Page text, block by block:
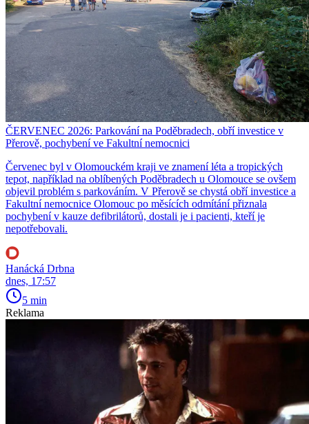
ČERVENEC 2026: Parkování na Poděbradech, obří investice v
Přerově, pochybení ve Fakultní nemocnici
Červenec byl v Olomouckém kraji ve znamení léta a tropických
tepot, například na oblíbených Poděbradech u Olomouce se ovšem
objevil problém s parkováním. V Přerově se chystá obří investice a
Fakultní nemocnice Olomouc po měsících odmítání přiznala
pochybení v kauze defibrilátorů, dostali je i pacienti, kteří je
nepotřebovali.
Hanácká Drbna
dnes, 17:57
5 min
Reklama